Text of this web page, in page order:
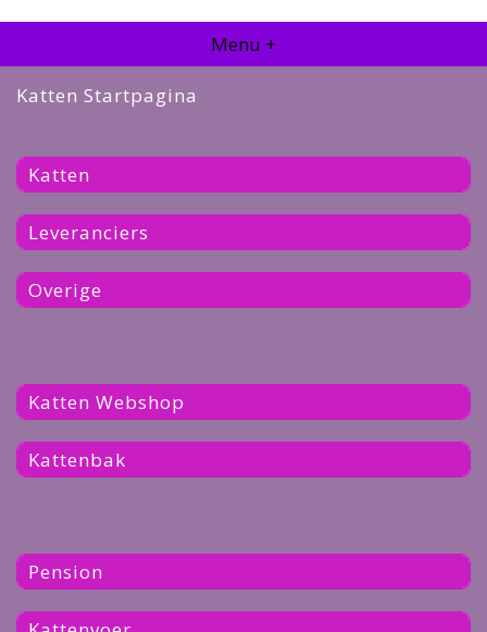
Menu +
Katten Startpagina
Katten
Leveranciers
Overige
Katten Webshop
Kattenbak
Pension